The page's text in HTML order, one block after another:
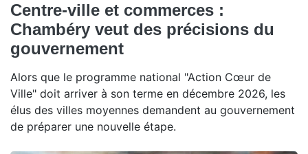
Centre-ville et commerces :
Chambéry veut des précisions du
gouvernement
Alors que le programme national "Action Cœur de
Ville" doit arriver à son terme en décembre 2026, les
élus des villes moyennes demandent au gouvernement
de préparer une nouvelle étape.